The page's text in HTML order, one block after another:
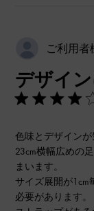
ご利用者
デザイ
色味とデザインが
23cm横幅広めの
まいます。
サイズ展開が1cm
必要があります。